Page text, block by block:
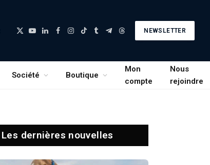
X
YouTube
LinkedInFacebook
Instagram
TikTokTumblrTelegramThreads
NEWSLETTER
Société Boutique
Mon
compte
Nous
rejoindre
Les dernières nouvelles